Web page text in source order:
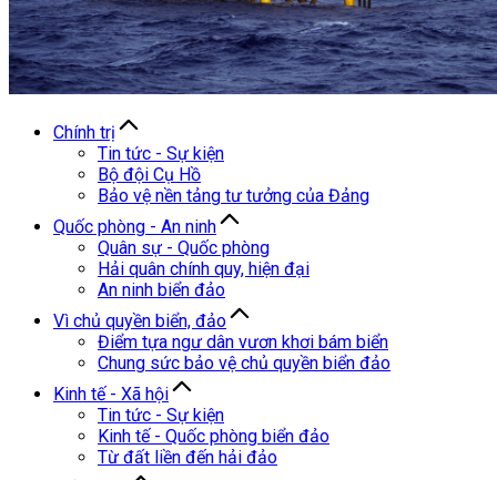
Chính trị
Tin tức - Sự kiện
Bộ đội Cụ Hồ
Bảo vệ nền tảng tư tưởng của Đảng
Quốc phòng - An ninh
Quân sự - Quốc phòng
Hải quân chính quy, hiện đại
An ninh biển đảo
Vì chủ quyền biển, đảo
Điểm tựa ngư dân vươn khơi bám biển
Chung sức bảo vệ chủ quyền biển đảo
Kinh tế - Xã hội
Tin tức - Sự kiện
Kinh tế - Quốc phòng biển đảo
Từ đất liền đến hải đảo